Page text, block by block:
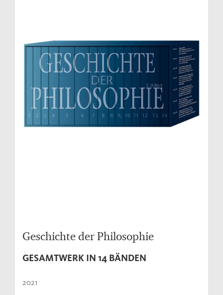
Geschichte der Philosophie
GESAMTWERK IN 14 BÄNDEN
2021